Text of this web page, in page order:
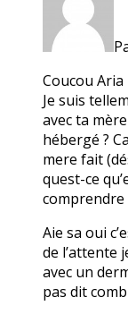
Coucou Aria
Je suis
avec ta
hébergé ?
mere fait
quest-ce
comprendre
Aie sa oui
de l’attente
avec un
pas dit